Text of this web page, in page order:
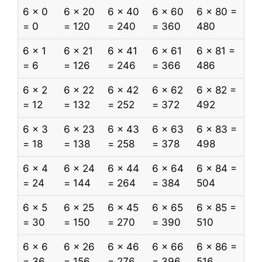
6 x 0
= 0
6 x 20
= 120
6 x 40
= 240
6 x 60
= 360
6 x 80 =
480
6 x 1
= 6
6 x 21
= 126
6 x 41
= 246
6 x 61
= 366
6 x 81 =
486
6 x 2
= 12
6 x 22
= 132
6 x 42
= 252
6 x 62
= 372
6 x 82 =
492
6 x 3
= 18
6 x 23
= 138
6 x 43
= 258
6 x 63
= 378
6 x 83 =
498
6 x 4
= 24
6 x 24
= 144
6 x 44
= 264
6 x 64
= 384
6 x 84 =
504
6 x 5
= 30
6 x 25
= 150
6 x 45
= 270
6 x 65
= 390
6 x 85 =
510
6 x 6
6 x 26
6 x 46
6 x 66
6 x 86 =